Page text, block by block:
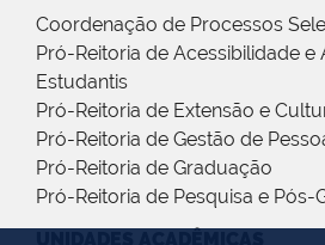
Coordenação de Processos
Pró-Reitoria de Acessibilidade e
Estudantis
Pró-Reitoria de Extensão e
Pró-Reitoria de Gestão de
Pró-Reitoria de Graduação
Pró-Reitoria de Pesquisa e Pós-